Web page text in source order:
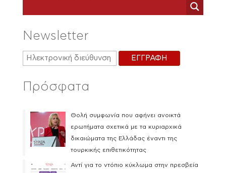
Newsletter
Πρόσφατα
Θολή συμφωνία που αφήνει ανοικτά
ερωτήματα σχετικά με τα κυριαρχικά
δικαιώματα της Ελλάδας έναντι της
τουρκικής επιθετικότητας
Αντί για το ντόπιο κύκλωμα στην πρεσβεία